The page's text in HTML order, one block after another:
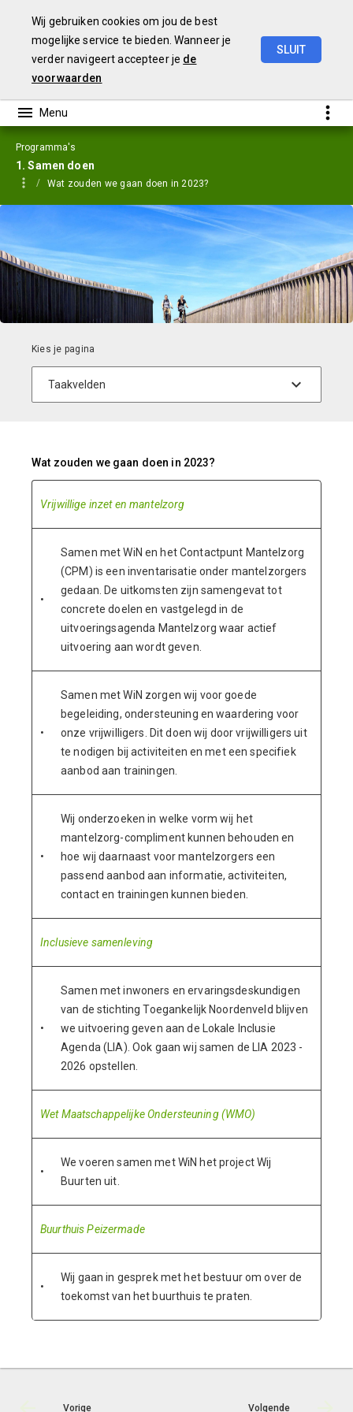
Wij gebruiken cookies om jou de best
mogelijke service te bieden. Wanneer je
verder navigeert accepteer je de
voorwaarden
SLUIT
Programma's
1. Samen doen
Wat zouden we gaan doen in 2023?
Wat zouden we gaan doen in 2023?
Vrijwillige inzet en mantelzorg
•
Samen met WiN en het Contactpunt Mantelzorg
(CPM) is een inventarisatie onder mantelzorgers
gedaan. De uitkomsten zijn samengevat tot
concrete doelen en vastgelegd in de
uitvoeringsagenda Mantelzorg waar actief
uitvoering aan wordt geven.
•
Samen met WiN zorgen wij voor goede
begeleiding, ondersteuning en waardering voor
onze vrijwilligers. Dit doen wij door vrijwilligers uit
te nodigen bij activiteiten en met een specifiek
aanbod aan trainingen.
•
Wij onderzoeken in welke vorm wij het
mantelzorg-compliment kunnen behouden en
hoe wij daarnaast voor mantelzorgers een
passend aanbod aan informatie, activiteiten,
contact en trainingen kunnen bieden.
Inclusieve samenleving
•
Samen met inwoners en ervaringsdeskundigen
van de stichting Toegankelijk Noordenveld blijven
we uitvoering geven aan de Lokale Inclusie
Agenda (LIA). Ook gaan wij samen de LIA 2023 -
2026 opstellen.
Wet Maatschappelijke Ondersteuning (WMO)
•
We voeren samen met WiN het project Wij
Buurten uit.
Buurthuis Peizermade
•
Wij gaan in gesprek met het bestuur om over de
toekomst van het buurthuis te praten.
Vorige Volgende